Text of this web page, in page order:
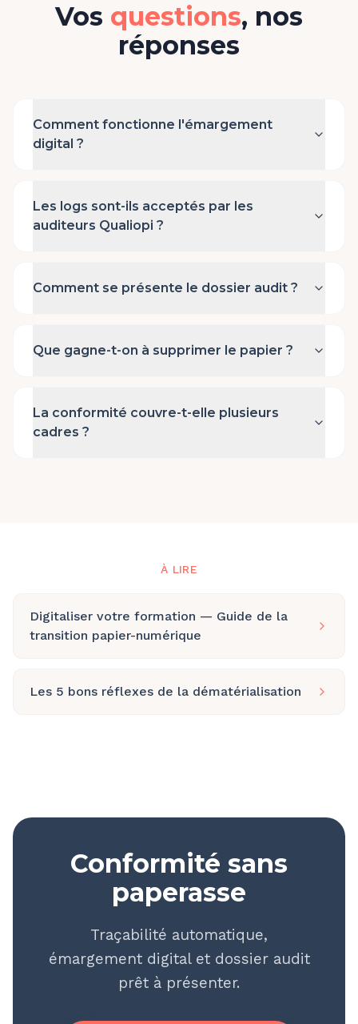
Vos questions, nos
réponses
Comment fonctionne l'émargement
digital ?
Les logs sont-ils acceptés par les
auditeurs Qualiopi ?
Comment se présente le dossier audit ?
Que gagne-t-on à supprimer le papier ?
La conformité couvre-t-elle plusieurs
cadres ?
À LIRE
Digitaliser votre formation — Guide de la
transition papier-numérique
Les 5 bons réflexes de la dématérialisation
Conformité sans
paperasse
Traçabilité automatique,
émargement digital et dossier audit
prêt à présenter.